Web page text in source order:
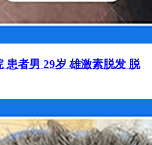
患者男 29岁 雄激素脱发 脱